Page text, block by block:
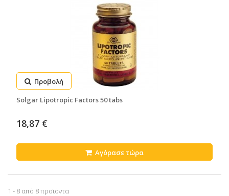
Προβολή
Solgar Lipotropic Factors 50 tabs
18,87 €
Αγόρασε τώρα
1 - 8 από 8 προϊόντα